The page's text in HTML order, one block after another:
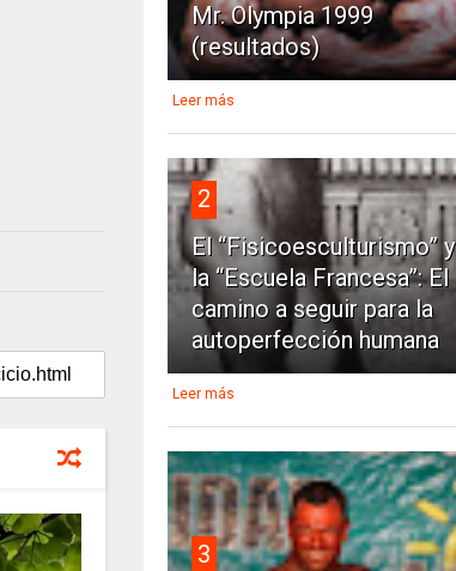
Mr. Olympia 1999
(resultados)
Leer más
2
El “Fisicoesculturismo” y
la “Escuela Francesa”: El
camino a seguir para la
autoperfección humana
Leer más
3